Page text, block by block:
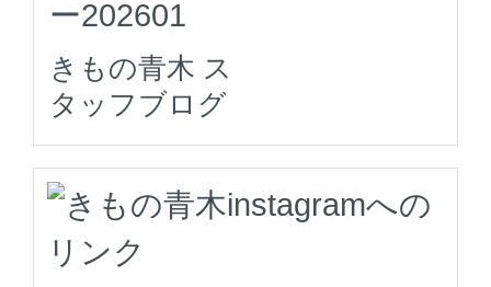
きもの青木 ス
タッフブログ